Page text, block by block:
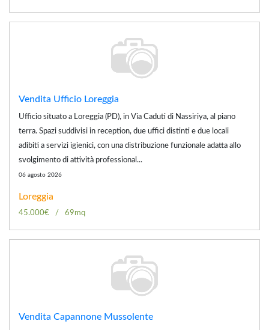
Vendita Ufficio Loreggia
Ufficio situato a Loreggia (PD), in Via Caduti di Nassiriya, al piano
terra. Spazi suddivisi in reception, due uffici distinti e due locali
adibiti a servizi igienici, con una distribuzione funzionale adatta allo
svolgimento di attività professional...
06 agosto 2026
Loreggia
45.000€ 69mq
Vendita Capannone Mussolente